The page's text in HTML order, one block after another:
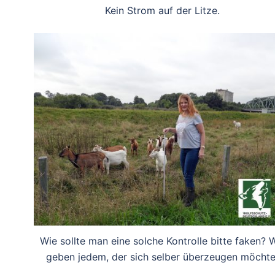
Kein Strom auf der Litze.
Wie sollte man eine solche Kontrolle bitte faken?
geben jedem, der sich selber überzeugen